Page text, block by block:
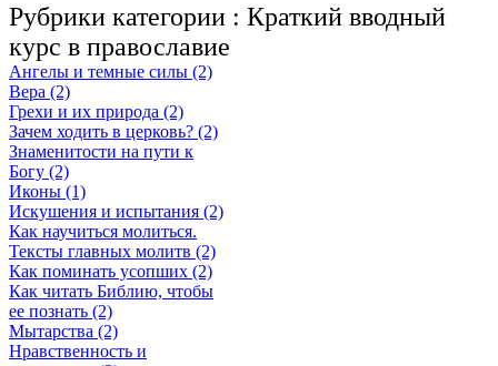
Рубрики категории : Краткий вводный
курс в православие
Ангелы и темные силы (2)
Вера (2)
Грехи и их природа (2)
Зачем ходить в церковь? (2)
Знаменитости на пути к
Богу (2)
Иконы (1)
Искушения и испытания (2)
Как научиться молиться.
Тексты главных молитв (2)
Как поминать усопших (2)
Как читать Библию, чтобы
ее познать (2)
Мытарства (2)
Нравственность и